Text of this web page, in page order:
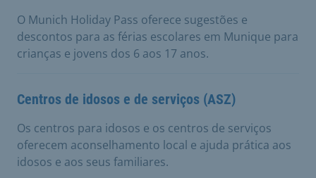
O Munich Holiday Pass oferece sugestões e
descontos para as férias escolares em Munique para
crianças e jovens dos 6 aos 17 anos.
Centros de idosos e de serviços (ASZ)
Os centros para idosos e os centros de serviços
oferecem aconselhamento local e ajuda prática aos
idosos e aos seus familiares.